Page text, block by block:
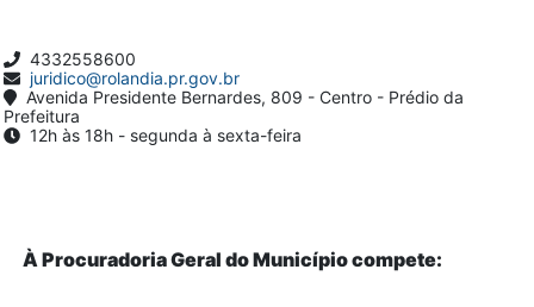
4332558600
juridico@rolandia.pr.gov.br
Avenida Presidente Bernardes, 809 - Centro - Prédio da
Prefeitura
12h às 18h - segunda à sexta-feira
À Procuradoria Geral do Município compete: